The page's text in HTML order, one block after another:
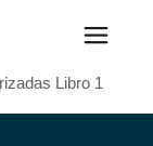
Libro 1